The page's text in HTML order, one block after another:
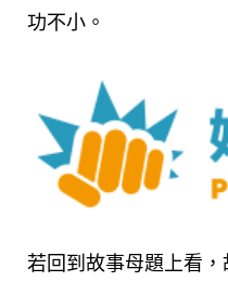
功不小。
若回到故事母題上看